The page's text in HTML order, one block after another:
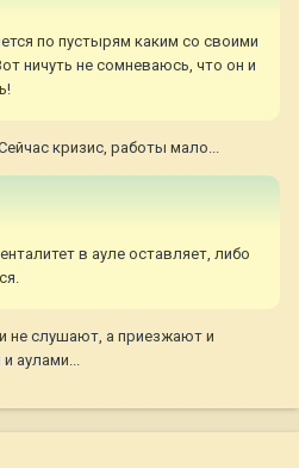
по пустырям каким со своими
ничуть не сомневаюсь, что он и
кризис, работы мало...
в ауле оставляет, либо
не слушают, а приезжают и
аулами...